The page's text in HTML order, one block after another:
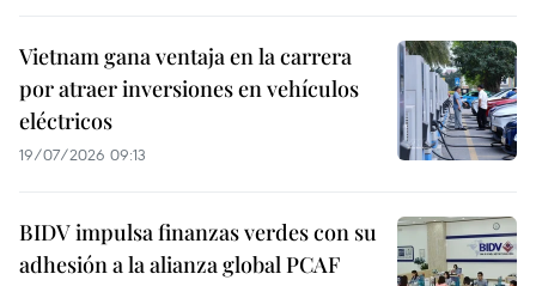
Vietnam gana ventaja en la carrera
por atraer inversiones en vehículos
eléctricos
19/07/2026 09:13
BIDV impulsa finanzas verdes con su
adhesión a la alianza global PCAF